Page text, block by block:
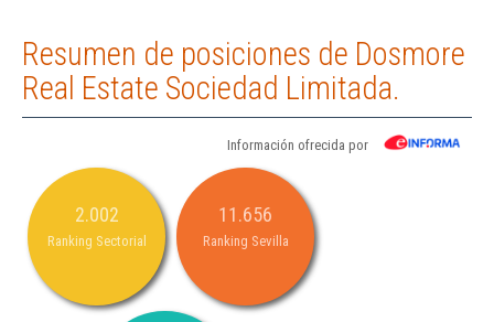
Resumen de posiciones de Dosmore
Real Estate Sociedad Limitada.
Información ofrecida por
2.002
Ranking Sectorial
11.656
Ranking Sevilla